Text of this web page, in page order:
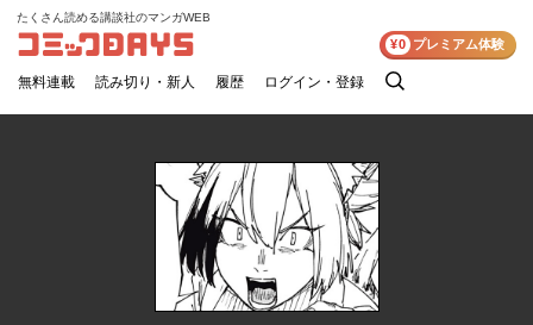
コミックDAYS
たくさん読める講談社のマンガWEB
無料連載 読み切り・新人 履歴 ログイン・登録
検
¥0 プレミアム体験